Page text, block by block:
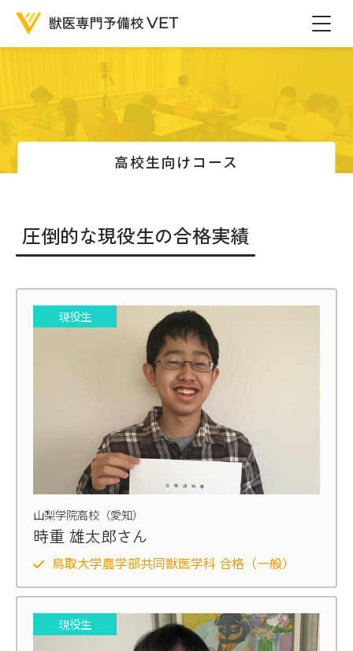
高校生向けコース
圧倒的な現役生の合格実績
現役生
山梨学院高校（愛知）
時重 雄太郎さん
鳥取大学農学部共同獣医学科 合格（一般）
現役生